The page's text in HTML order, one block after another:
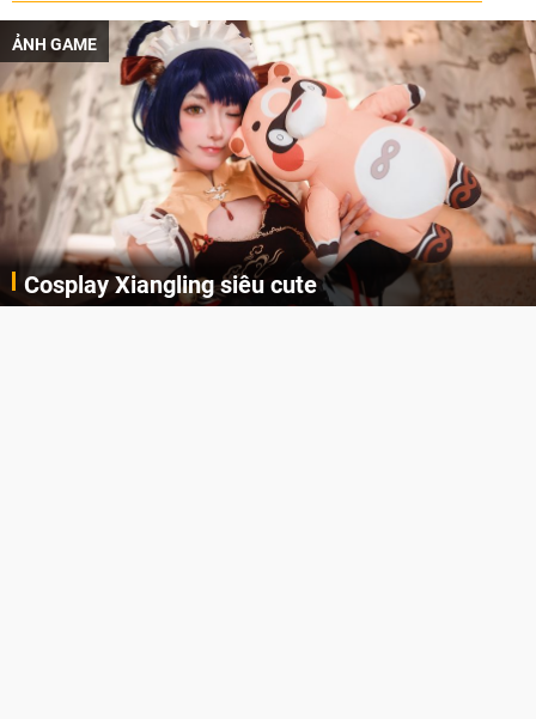
ẢNH GAME
Cosplay Xiangling siêu cute